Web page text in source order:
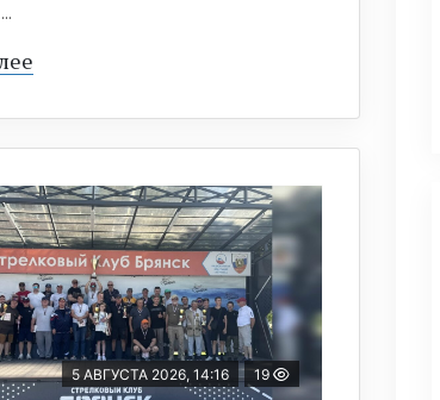
5 АВГУСТА 2026, 14:16 19